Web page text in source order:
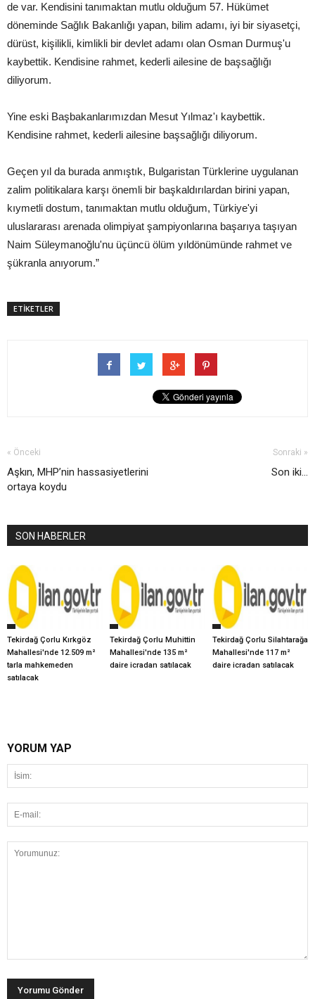
de var. Kendisini tanımaktan mutlu olduğum 57. Hükümet
döneminde Sağlık Bakanlığı yapan, bilim adamı, iyi bir siyasetçi,
dürüst, kişilikli, kimlikli bir devlet adamı olan Osman Durmuş'u
kaybettik. Kendisine rahmet, kederli ailesine de başsağlığı
diliyorum.
Yine eski Başbakanlarımızdan Mesut Yılmaz'ı kaybettik.
Kendisine rahmet, kederli ailesine başsağlığı diliyorum.
Geçen yıl da burada anmıştık, Bulgaristan Türklerine uygulanan
zalim politikalara karşı önemli bir başkaldırılardan birini yapan,
kıymetli dostum, tanımaktan mutlu olduğum, Türkiye'yi
uluslararası arenada olimpiyat şampiyonlarına başarıya taşıyan
Naim Süleymanoğlu'nu üçüncü ölüm yıldönümünde rahmet ve
şükranla anıyorum.”
ETİKETLER
« Önceki
Aşkın, MHP’nin hassasiyetlerini
ortaya koydu
Sonraki »
Son iki...
SON HABERLER
Tekirdağ Çorlu Kırkgöz
Mahallesi'nde 12.509 m²
tarla mahkemeden
satılacak
Tekirdağ Çorlu Muhittin
Mahallesi'nde 135 m²
daire icradan satılacak
Tekirdağ Çorlu Silahtarağa
Mahallesi'nde 117 m²
daire icradan satılacak
YORUM YAP